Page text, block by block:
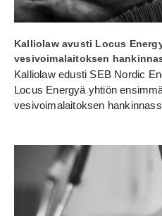
Kalliolaw avusti Locus
vesivoimalaitoksen
Kalliolaw edusti SEB Nordic
Locus Energyä yhtiön
vesivoimalaitoksen